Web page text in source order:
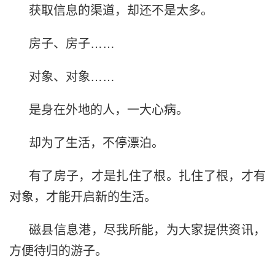
获取信息的渠道，却还不是太多。
房子、房子……
对象、对象……
是身在外地的人，一大心病。
却为了生活，不停漂泊。
有了房子，才是扎住了根。扎住了根，才有
对象，才能开启新的生活。
磁县信息港，尽我所能，为大家提供资讯，
方便待归的游子。